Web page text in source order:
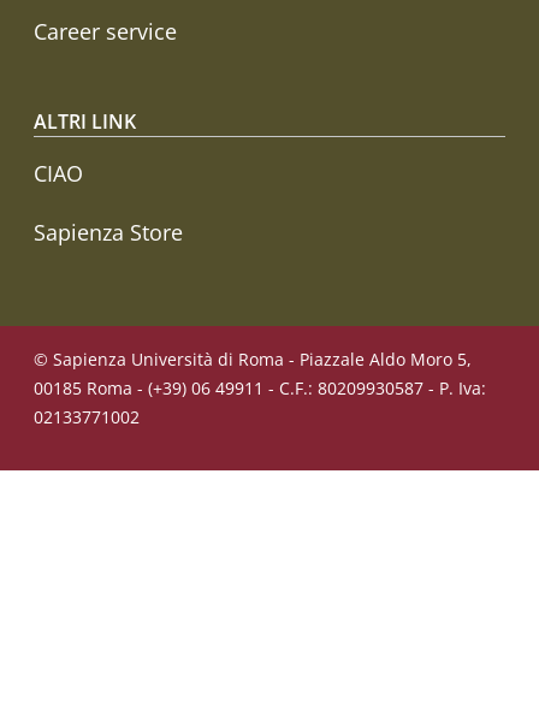
Career service
ALTRI LINK
CIAO
Sapienza Store
© Sapienza Università di Roma - Piazzale Aldo Moro 5,
00185 Roma - (+39) 06 49911 - C.F.: 80209930587 - P. Iva:
02133771002